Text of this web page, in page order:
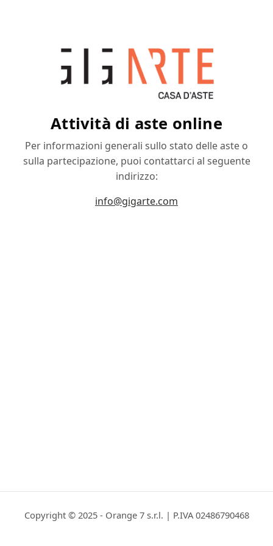
Attività di aste online
Per informazioni generali sullo stato delle aste o
sulla partecipazione, puoi contattarci al seguente
indirizzo:
info@gigarte.com
Copyright © 2025 - Orange 7 s.r.l. | P.IVA 02486790468